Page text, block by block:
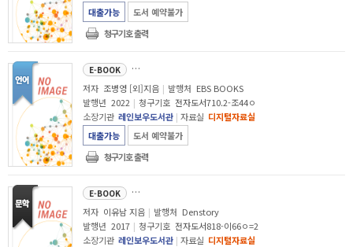
대출가능
도서 예약불가
청구기호 출력
E-BOOK 읽었다는 착각
저자 조병영 [외]지음 | 발행처 EBS BOOKS
발행년 2022 | 청구기호 전자도서710.2-조44ㅇ
소장기관 레인보우도서관 | 자료실 디지털자료실
대출가능
도서 예약불가
청구기호 출력
E-BOOK
저자 이유남 지음 | 발행처 Denstory
발행년 2017 | 청구기호 전자도서818-이66ㅇ=2
소장기관 레인보우도서관 | 자료실 디지털자료실